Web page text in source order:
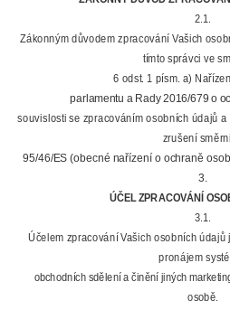
2.1.
Zákonným důvodem zpracování Vašich
tímto správci ve
6 odst. 1 písm. a)
parlamentu a Rady 2016/679 o
souvislosti se zpracováním osobních údajů
zrušení
95/46/ES (obecné nařízení o ochraně
3.
ÚČEL ZPRACOVÁNÍ
3.1.
Účelem zpracování Vašich osobních
pronájem
obchodních sdělení a činění jiných
osobě.